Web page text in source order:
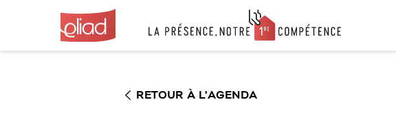
RETOUR À L'AGENDA